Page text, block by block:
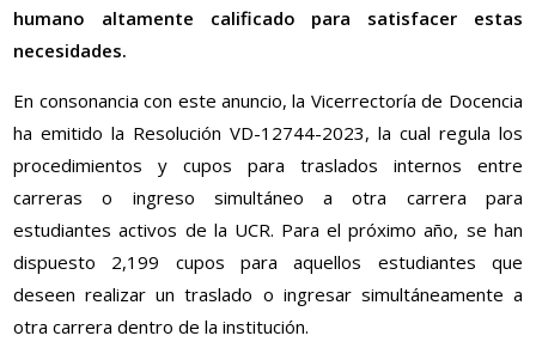
humano altamente calificado para satisfacer estas
necesidades.
En consonancia con este anuncio, la Vicerrectoría de Docencia
ha emitido la Resolución VD-12744-2023, la cual regula los
procedimientos y cupos para traslados internos entre
carreras o ingreso simultáneo a otra carrera para
estudiantes activos de la UCR. Para el próximo año, se han
dispuesto 2,199 cupos para aquellos estudiantes que
deseen realizar un traslado o ingresar simultáneamente a
otra carrera dentro de la institución.